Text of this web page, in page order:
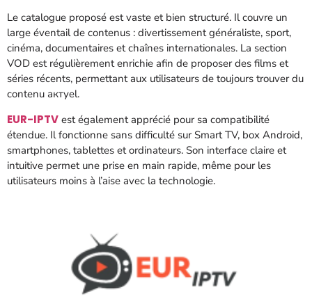
Le catalogue proposé est vaste et bien structuré. Il couvre un
large éventail de contenus : divertissement généraliste, sport,
cinéma, documentaires et chaînes internationales. La section
VOD est régulièrement enrichie afin de proposer des films et
séries récents, permettant aux utilisateurs de toujours trouver du
contenu актуel.
EUR-IPTV est également apprécié pour sa compatibilité
étendue. Il fonctionne sans difficulté sur Smart TV, box Android,
smartphones, tablettes et ordinateurs. Son interface claire et
intuitive permet une prise en main rapide, même pour les
utilisateurs moins à l’aise avec la technologie.